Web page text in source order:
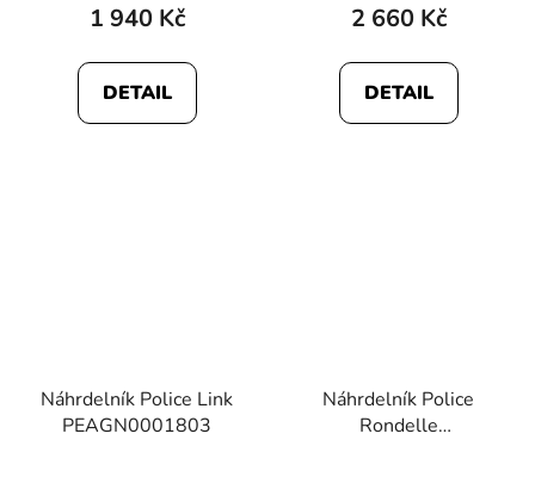
1 940 Kč
DETAIL
2 660 Kč
DETAIL
Náhrdelník Police Link
PEAGN0001803
Náhrdelník Police
Rondelle